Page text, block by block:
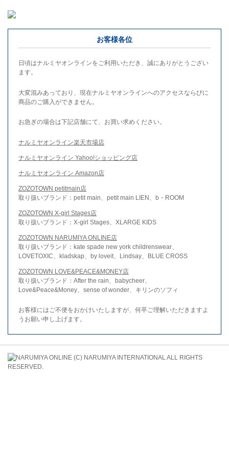
お客様各位
日頃はナルミヤオンラインをご利用いただき、誠にありがとうござい
ます。
大変混みあっており、現在ナルミヤオンラインへのアクセスならびに
商品のご購入ができません。
お急ぎの場合は下記店舗にて、お買い求めください。
ナルミヤオンライン楽天市場店
ナルミヤオンライン Yahoo!ショッピング店
ナルミヤオンライン Amazon店
ZOZOTOWN petitmain店
取り扱いブランド：petit main、petit main LIEN、b・ROOM
ZOZOTOWN X-girl Stages店
取り扱いブランド：X-girl Stages、XLARGE KIDS
ZOZOTOWN NARUMIYA ONLINE店
取り扱いブランド：kate spade new york childrenswear、
LOVETOXIC、kladskap、by loveit、Lindsay、BLUE CROSS
ZOZOTOWN LOVE&PEACE&MONEY店
取り扱いブランド：After the rain、babycheer、
Love&Peace&Money、sense of wonder、キリンのソフィ
お客様にはご不便をおかけいたしますが、何卒ご理解いただきますよ
うお願い申し上げます。